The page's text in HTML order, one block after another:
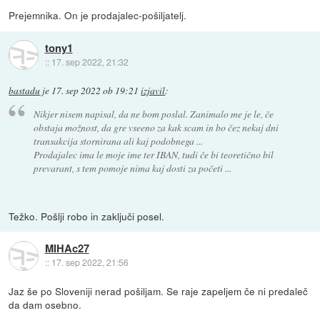
Prejemnika. On je prodajalec-pošiljatelj.
tony1
:: 17. sep 2022, 21:32
bastadu je 17. sep 2022 ob 19:21 izjavil:
Nikjer nisem napisal, da ne bom poslal. Zanimalo me je le, če
obstaja možnost, da gre vseeno za kak scam in bo čez nekaj dni
transakcija stornirana ali kaj podobnega ...
Prodajalec ima le moje ime ter IBAN, tudi če bi teoretično bil
prevarant, s tem pomoje nima kaj dosti za početi ...
Težko. Pošlji robo in zaključi posel.
MIHAc27
:: 17. sep 2022, 21:56
Jaz še po Sloveniji nerad pošiljam. Se raje zapeljem če ni predaleč
da dam osebno.